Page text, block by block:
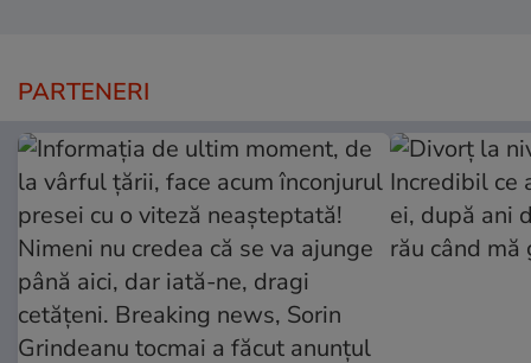
PARTENERI